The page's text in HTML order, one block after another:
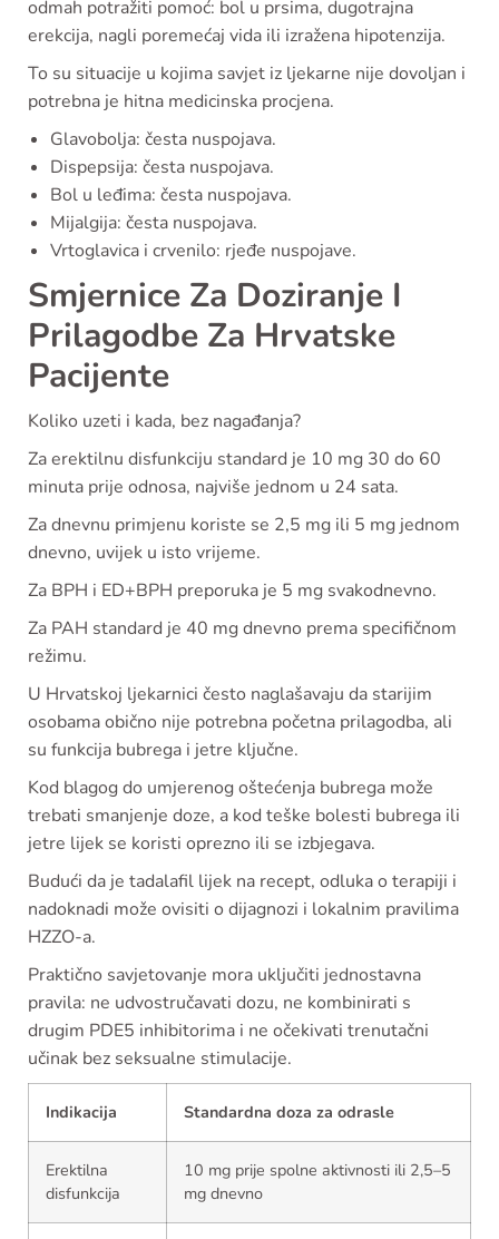
odmah potražiti pomoć: bol u prsima, dugotrajna
erekcija, nagli poremećaj vida ili izražena hipotenzija.
To su situacije u kojima savjet iz ljekarne nije dovoljan i
potrebna je hitna medicinska procjena.
Glavobolja: česta nuspojava.
Dispepsija: česta nuspojava.
Bol u leđima: česta nuspojava.
Mijalgija: česta nuspojava.
Vrtoglavica i crvenilo: rjeđe nuspojave.
Smjernice Za Doziranje I
Prilagodbe Za Hrvatske
Pacijente
Koliko uzeti i kada, bez nagađanja?
Za erektilnu disfunkciju standard je 10 mg 30 do 60
minuta prije odnosa, najviše jednom u 24 sata.
Za dnevnu primjenu koriste se 2,5 mg ili 5 mg jednom
dnevno, uvijek u isto vrijeme.
Za BPH i ED+BPH preporuka je 5 mg svakodnevno.
Za PAH standard je 40 mg dnevno prema specifičnom
režimu.
U Hrvatskoj ljekarnici često naglašavaju da starijim
osobama obično nije potrebna početna prilagodba, ali
su funkcija bubrega i jetre ključne.
Kod blagog do umjerenog oštećenja bubrega može
trebati smanjenje doze, a kod teške bolesti bubrega ili
jetre lijek se koristi oprezno ili se izbjegava.
Budući da je tadalafil lijek na recept, odluka o terapiji i
nadoknadi može ovisiti o dijagnozi i lokalnim pravilima
HZZO-a.
Praktično savjetovanje mora uključiti jednostavna
pravila: ne udvostručavati dozu, ne kombinirati s
drugim PDE5 inhibitorima i ne očekivati trenutačni
učinak bez seksualne stimulacije.
Indikacija Standardna doza za odrasle
Erektilna
disfunkcija
10 mg prije spolne aktivnosti ili 2,5–5
mg dnevno